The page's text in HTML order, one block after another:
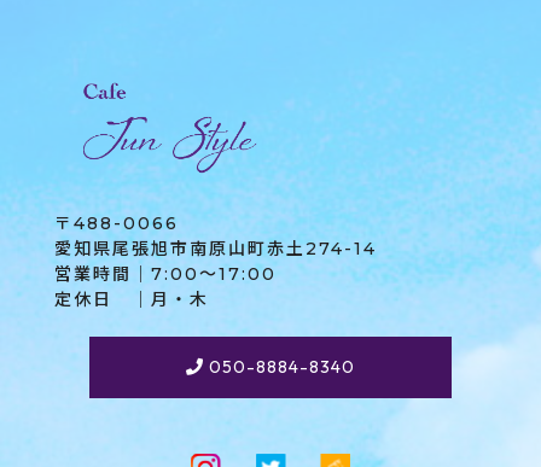
〒488-0066
愛知県尾張旭市南原山町赤土274-14
営業時間｜7:00～17:00
定休日 ｜月・木
050-8884-8340